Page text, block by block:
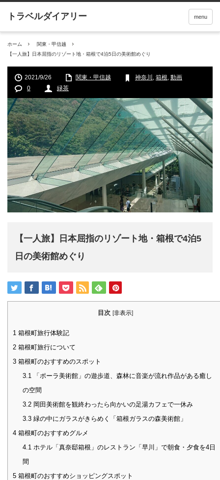
menu
ホーム
関東・甲信越
【一人旅】日本屈指のリゾート地・箱根で4泊5日の美術館めぐり
2021/9/26 関東・甲信越 神奈川 , 箱根, 動画
0
緑茶
【一人旅】日本屈指のリゾート地・箱根で4泊5
日の美術館めぐり
目次 [非表示]
1 箱根町旅行体験記
2 箱根町旅行について
3 箱根町のおすすめのスポット
3.1
「ポーラ美術館」の遊歩道、森林に音楽が流れ作品がある癒し
の空間
3.2岡田美術館を観終わったら向かいの足湯カフェで一休み
3.3緑の中にガラスがきらめく「箱根ガラスの森美術館」
4 箱根町のおすすめグルメ
4.1 ホテル「真奈邸箱根」のレストラン「早川」で朝食・夕食を4日
間
5 箱根町のおすすめショッピングスポット